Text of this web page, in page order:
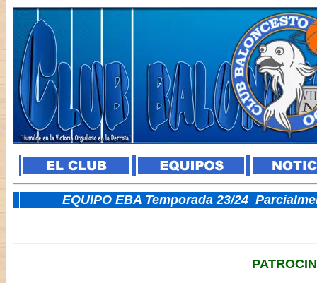
EQUIPO EBA Temporada 23/24